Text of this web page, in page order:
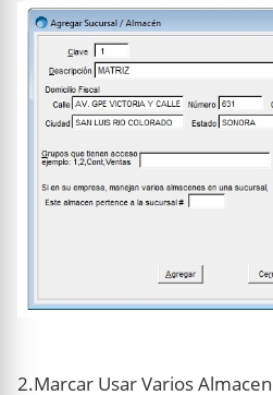
2.Marcar Usar Varios